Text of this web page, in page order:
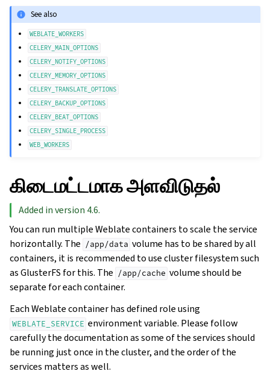
See also
WEBLATE_WORKERS
CELERY_MAIN_OPTIONS
CELERY_NOTIFY_OPTIONS
CELERY_MEMORY_OPTIONS
CELERY_TRANSLATE_OPTIONS
CELERY_BACKUP_OPTIONS
CELERY_BEAT_OPTIONS
CELERY_SINGLE_PROCESS
WEB_WORKERS
கிடைமட்டமாக அளவிடுதல்
Added in version 4.6.
You can run multiple Weblate containers to scale the service
horizontally. The /app/data volume has to be shared by all
containers, it is recommended to use cluster filesystem such
as GlusterFS for this. The /app/cache volume should be
separate for each container.
Each Weblate container has defined role using
WEBLATE_SERVICE environment variable. Please follow
carefully the documentation as some of the services should
be running just once in the cluster, and the order of the
services matters as well.